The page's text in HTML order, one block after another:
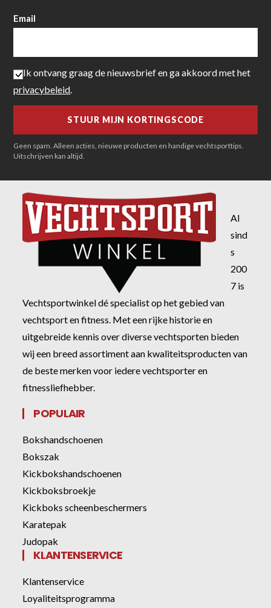
Email
Ik ontvang graag de nieuwsbrief en ga akkoord met het
privacybeleid.
Geen spam. Alleen acties, nieuwe producten en handige vechtsporttips.
Uitschrijven kan altijd.
Al
sind
s
200
7 is
Vechtsportwinkel dé specialist op het gebied van
vechtsport en fitness. Met een rijke historie en
uitgebreide kennis over diverse vechtsporten bieden
wij een breed assortiment aan kwaliteitsproducten van
de beste merken voor iedere vechtsporter en
fitnessliefhebber.
POPULAIR
Bokshandschoenen
Bokszak
Kickbokshandschoenen
Kickboksbroekje
Kickboks scheenbeschermers
Karatepak
Judopak
KLANTENSERVICE
Klantenservice
Loyaliteitsprogramma